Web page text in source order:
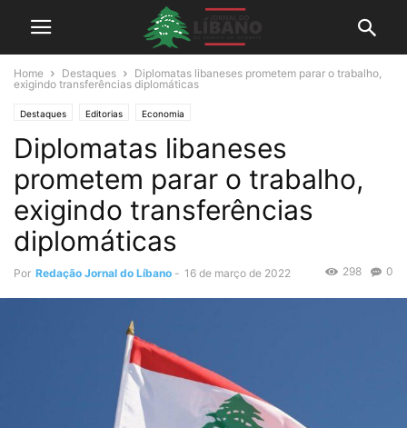
Home Destaques
Diplomatas libaneses prometem parar o trabalho,
exigindo transferências diplomáticas
Destaques Editorias Economia
Diplomatas libaneses
prometem parar o trabalho,
exigindo transferências
diplomáticas
Por Redação Jornal do Líbano - 16 de março de 2022 0
298